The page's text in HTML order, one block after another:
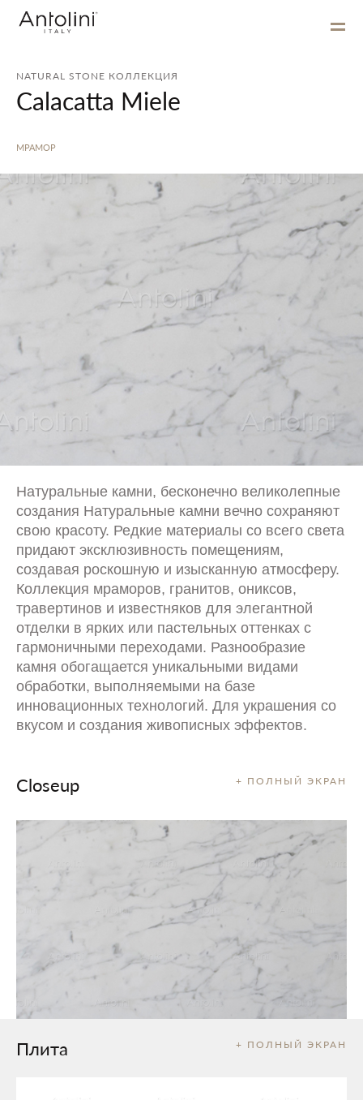
NATURAL STONE КОЛЛЕКЦИЯ
Calacatta Miele
МРАМОР
Натуральные камни, бесконечно великолепные
создания Натуральные камни вечно сохраняют
свою красоту. Редкие материалы со всего света
придают эксклюзивность помещениям,
создавая роскошную и изысканную атмосферу.
Коллекция мраморов, гранитов, ониксов,
травертинов и известняков для элегантной
отделки в ярких или пастельных оттенках с
гармоничными переходами. Разнообразие
камня обогащается уникальными видами
обработки, выполняемыми на базе
инновационных технологий. Для украшения со
вкусом и создания живописных эффектов.
+ ПОЛНЫЙ ЭКРАН
Closeup
+ ПОЛНЫЙ ЭКРАН
Плита